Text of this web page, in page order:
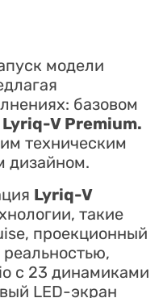
модели
базовом
Lyriq-V Premium.
техническим
дизайном.
Lyriq-V
такие
проекционный
с 23 динамиками
LED-экран